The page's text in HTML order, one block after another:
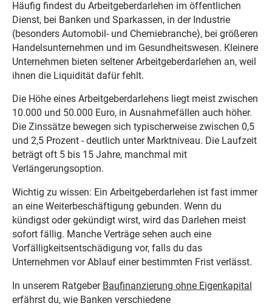
Häufig findest du Arbeitgeberdarlehen im öffentlichen
Dienst, bei Banken und Sparkassen, in der Industrie
(besonders Automobil- und Chemiebranche), bei größeren
Handelsunternehmen und im Gesundheitswesen. Kleinere
Unternehmen bieten seltener Arbeitgeberdarlehen an, weil
ihnen die Liquidität dafür fehlt.
Die Höhe eines Arbeitgeberdarlehens liegt meist zwischen
10.000 und 50.000 Euro, in Ausnahmefällen auch höher.
Die Zinssätze bewegen sich typischerweise zwischen 0,5
und 2,5 Prozent - deutlich unter Marktniveau. Die Laufzeit
beträgt oft 5 bis 15 Jahre, manchmal mit
Verlängerungsoption.
Wichtig zu wissen: Ein Arbeitgeberdarlehen ist fast immer
an eine Weiterbeschäftigung gebunden. Wenn du
kündigst oder gekündigt wirst, wird das Darlehen meist
sofort fällig. Manche Verträge sehen auch eine
Vorfälligkeitsentschädigung vor, falls du das
Unternehmen vor Ablauf einer bestimmten Frist verlässt.
In unserem Ratgeber Baufinanzierung ohne Eigenkapital
erfährst du, wie Banken verschiedene